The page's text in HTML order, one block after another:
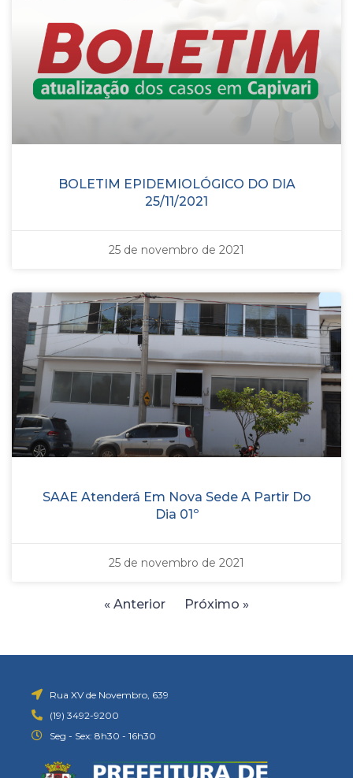
BOLETIM EPIDEMIOLÓGICO DO DIA
25/11/2021
25 de novembro de 2021
SAAE Atenderá Em Nova Sede A Partir Do
Dia 01º
25 de novembro de 2021
« Anterior Próximo »
Rua XV de Novembro, 639
(19) 3492-9200
Seg - Sex: 8h30 - 16h30